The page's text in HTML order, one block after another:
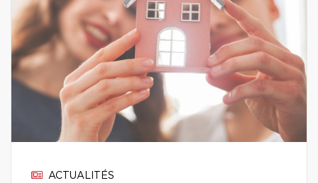
ACTUALITÉS